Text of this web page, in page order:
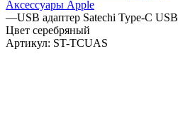
Аксессуары Apple
—USB адаптер Satechi Type-C
Цвет серебряный
Артикул: ST-TCUAS